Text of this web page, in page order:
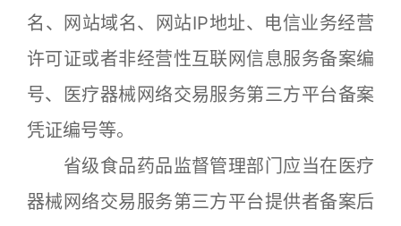
名、网站域名、网站IP地址、电信业务经营
许可证或者非经营性互联网信息服务备案编
号、医疗器械网络交易服务第三方平台备案
凭证编号等。
省级食品药品监督管理部门应当在医疗
器械网络交易服务第三方平台提供者备案后